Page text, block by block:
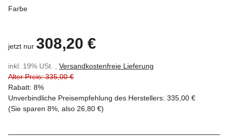
Farbe
jetzt nur 308,20 €
inkl. 19% USt. , Versandkostenfreie Lieferung
Alter Preis: 335,00 €
Rabatt: 8%
Unverbindliche Preisempfehlung des Herstellers: 335,00 €
(Sie sparen 8% , also 26,80 €)